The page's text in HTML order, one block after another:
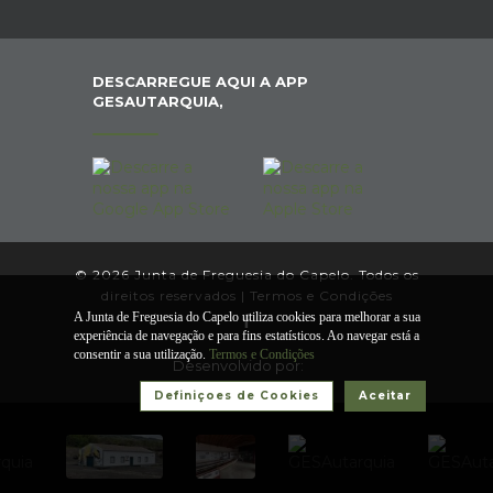
DESCARREGUE AQUI A APP
GESAUTARQUIA,
© 2026 Junta de Freguesia do Capelo. Todos os
direitos reservados | Termos e Condições
Desenvolvido por:
A Junta de Freguesia do Capelo utiliza cookies para melhorar a sua
experiência de navegação e para fins estatísticos. Ao navegar está a
consentir a sua utilização. Termos e Condições
Aceitar
Definiçoes de Cookies